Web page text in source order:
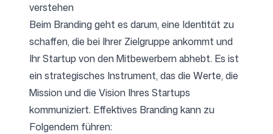
Folgen Sie uns
verstehen
Beim Branding geht es darum, eine Identität zu
schaffen, die bei Ihrer Zielgruppe ankommt und
Ihr Startup von den Mitbewerbern abhebt. Es ist
ein strategisches Instrument, das die Werte, die
Mission und die Vision Ihres Startups
kommuniziert. Effektives Branding kann zu
Folgendem führen: